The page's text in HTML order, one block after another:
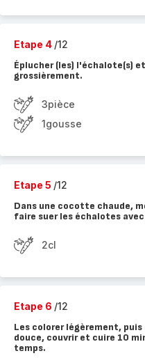
Etape 4 /12
Éplucher (les) l'échalote(s)
grossièrement.
3pièce
1gousse
Etape 5 /12
Dans une cocotte chaude,
faire suer les échalotes
2cl
Etape 6 /12
Les colorer légèrement,
douce, couvrir et cuire 10
temps.